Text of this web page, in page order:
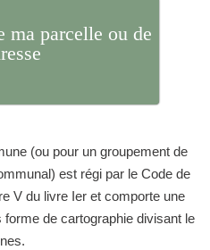
ma parcelle ou de
(ou pour un groupement de
est régi par le Code de
V du livre Ier et comporte une
de cartographie divisant le